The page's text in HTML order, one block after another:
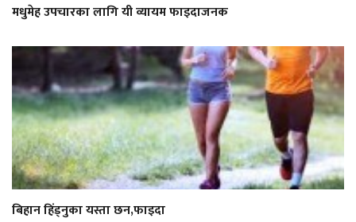
मधुमेह उपचारका लागि यी व्यायम फाइदाजनक
बिहान हिंड्नुका यस्ता छन,फाइदा